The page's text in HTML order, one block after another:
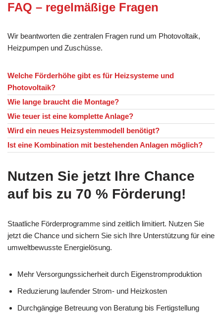
FAQ – regelmäßige Fragen
Wir beantworten die zentralen Fragen rund um Photovoltaik,
Heizpumpen und Zuschüsse.
Welche Förderhöhe gibt es für Heizsysteme und
Photovoltaik?
Wie lange braucht die Montage?
Wie teuer ist eine komplette Anlage?
Wird ein neues Heizsystemmodell benötigt?
Ist eine Kombination mit bestehenden Anlagen möglich?
Nutzen Sie jetzt Ihre Chance
auf bis zu 70 % Förderung!
Staatliche Förderprogramme sind zeitlich limitiert. Nutzen Sie
jetzt die Chance und sichern Sie sich Ihre Unterstützung für eine
umweltbewusste Energielösung.
Mehr Versorgungssicherheit durch Eigenstromproduktion
Reduzierung laufender Strom- und Heizkosten
Durchgängige Betreuung von Beratung bis Fertigstellung